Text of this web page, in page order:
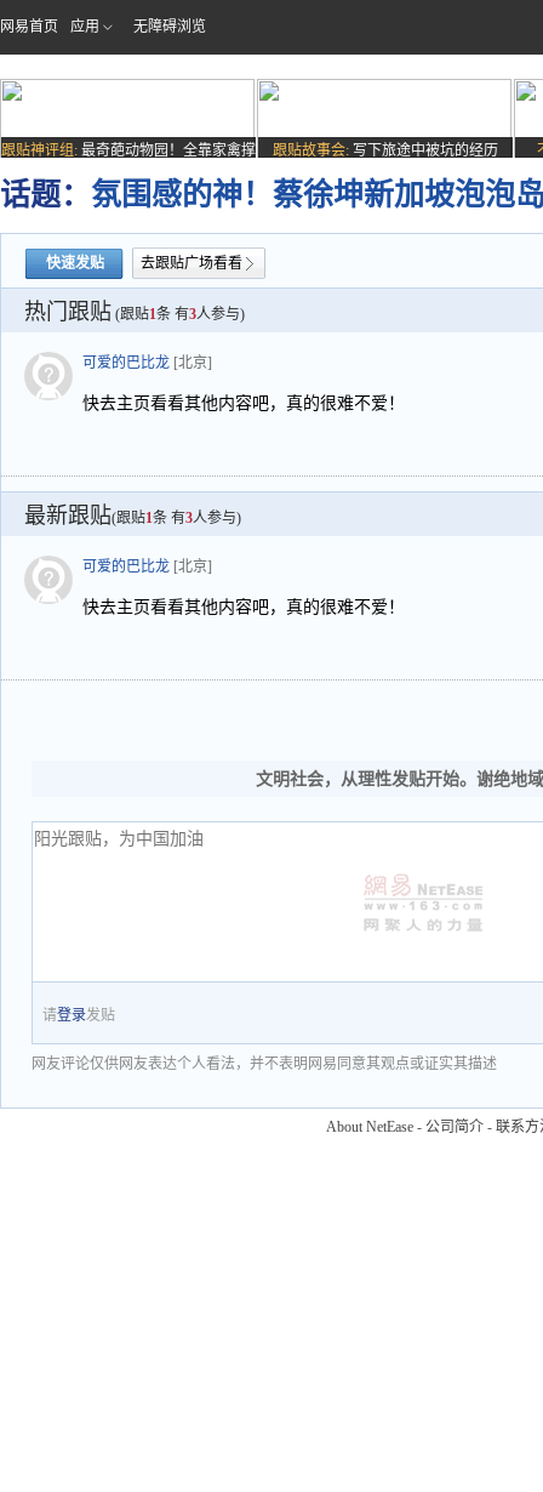
网易首页 应用 无障碍浏览
跟贴神评组: 最奇葩动物园！全靠家禽撑
场子
跟贴故事会: 写下旅途中被坑的经历
话题： 氛围感的神！蔡徐坤新加坡泡泡
快速发贴 去跟贴广场看看
热门跟贴 (跟贴1条 有3人参与)
可爱的巴比龙 [北京]
快去主页看看其他内容吧，真的很难不爱！
最新跟贴(跟贴1条 有3人参与)
可爱的巴比龙 [北京]
快去主页看看其他内容吧，真的很难不爱！
文明社会，从理性发贴开始。谢绝地
请登录发贴
网友评论仅供网友表达个人看法，并不表明网易同意其观点或证实其描述
About NetEase - 公司简介 - 联系方